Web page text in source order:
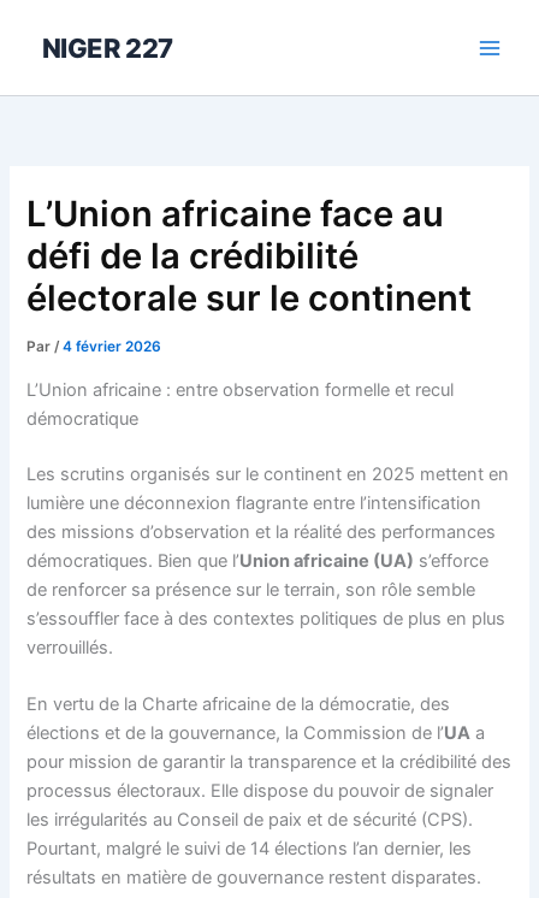
NIGER 227
L’Union africaine face au
défi de la crédibilité
électorale sur le continent
Par/4 février 2026
L’Union africaine : entre observation formelle et recul
démocratique
Les scrutins organisés sur le continent en 2025 mettent en
lumière une déconnexion flagrante entre l’intensification
des missions d’observation et la réalité des performances
démocratiques. Bien que l’Union africaine (UA) s’efforce
de renforcer sa présence sur le terrain, son rôle semble
s’essouffler face à des contextes politiques de plus en plus
verrouillés.
En vertu de la Charte africaine de la démocratie, des
élections et de la gouvernance, la Commission de l’UA a
pour mission de garantir la transparence et la crédibilité des
processus électoraux. Elle dispose du pouvoir de signaler
les irrégularités au Conseil de paix et de sécurité (CPS).
Pourtant, malgré le suivi de 14 élections l’an dernier, les
résultats en matière de gouvernance restent disparates.